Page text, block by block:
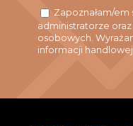
Zapoznałam/em
administratorze
osobowych.
informacji